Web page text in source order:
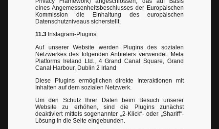
eines Angemessenheitsbeschlusses der Europäischen
Kommission die Einhaltung des europäischen
Datenschutzniveaus sicherstellt.
11.3 Instagram-Plugins
Auf unserer Website werden Plugins des sozialen
Netzwerkes des folgenden Anbieters verwendet: Meta
Platforms Ireland Ltd., 4 Grand Canal Square, Grand
Canal Harbour, Dublin 2 Irland
Diese Plugins ermöglichen direkte Interaktionen mit
Inhalten auf dem sozialen Netzwerk.
Um den Schutz Ihrer Daten beim Besuch unserer
Website zu erhöhen, sind die Plugins zunächst
deaktiviert mittels sogenannter „2-Klick“- oder „Shariff“-
Lösung in die Seite eingebunden.